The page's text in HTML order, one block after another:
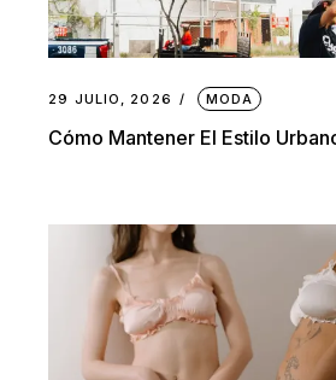
29 JULIO, 2026 MODA
Cómo Mantener El Estilo